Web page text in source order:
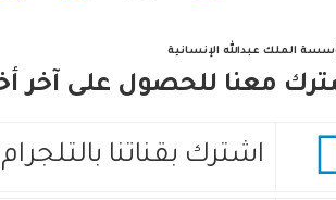
الملك عبدالله الإنسانية
معنا للحصول على آخر
اشترك بقناتنا بالتلجرام